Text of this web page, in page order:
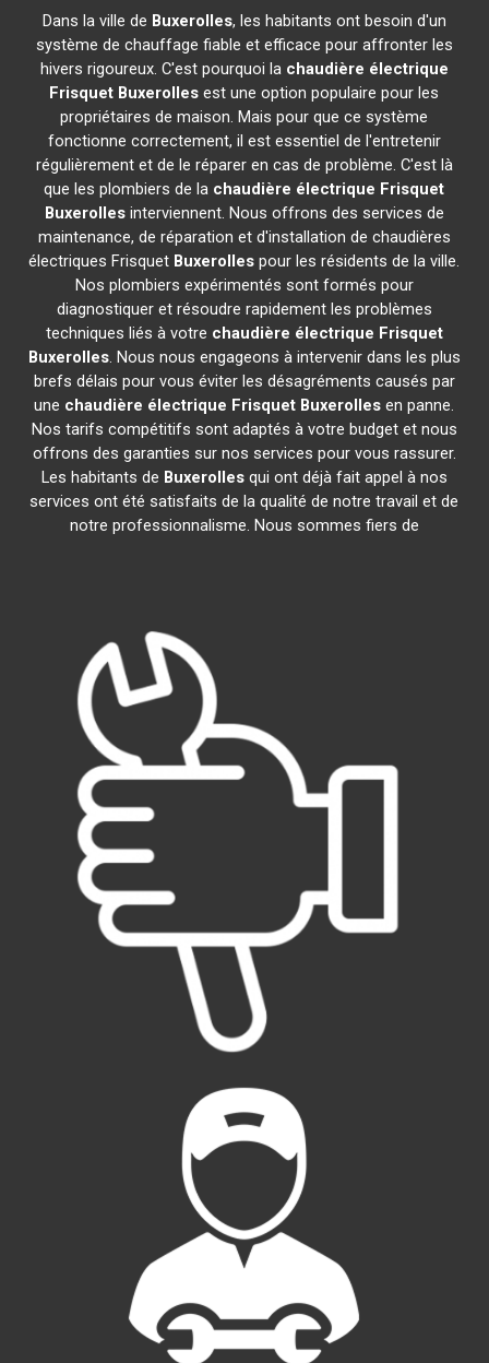
Dans la ville de Buxerolles, les habitants ont besoin d'un
système de chauffage fiable et efficace pour affronter les
hivers rigoureux. C'est pourquoi la chaudière électrique
Frisquet Buxerolles est une option populaire pour les
propriétaires de maison. Mais pour que ce système
fonctionne correctement, il est essentiel de l'entretenir
régulièrement et de le réparer en cas de problème. C'est là
que les plombiers de la chaudière électrique Frisquet
Buxerollesinterviennent. Nous offrons des services de
maintenance, de réparation et d'installation de chaudières
électriques Frisquet Buxerolles pour les résidents de la ville.
Nos plombiers expérimentés sont formés pour
diagnostiquer et résoudre rapidement les problèmes
techniques liés à votre chaudière électrique Frisquet
Buxerolles. Nous nous engageons à intervenir dans les plus
brefs délais pour vous éviter les désagréments causés par
une chaudière électrique Frisquet Buxerolles en panne.
Nos tarifs compétitifs sont adaptés à votre budget et nous
offrons des garanties sur nos services pour vous rassurer.
Les habitants de Buxerollesqui ont déjà fait appel à nos
services ont été satisfaits de la qualité de notre travail et de
notre professionnalisme. Nous sommes fiers de